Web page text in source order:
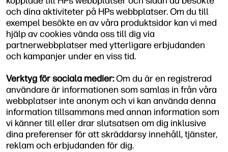
och dina aktiviteter på HPs webbplatser. Om du till
exempel besökte en av våra produktsidor kan vi med
hjälp av cookies vända oss till dig via
partnerwebbplatser med ytterligare erbjudanden
och kampanjer under en viss tid.
Verktyg för sociala medier:Om du är en registrerad
användare är informationen som samlas in från våra
webbplatser inte anonym och vi kan använda denna
information tillsammans med annan information som
vi känner till eller drar slutsatsen om dig inklusive
dina preferenser för att skräddarsy innehåll, tjänster,
reklam och erbjudanden för dig.